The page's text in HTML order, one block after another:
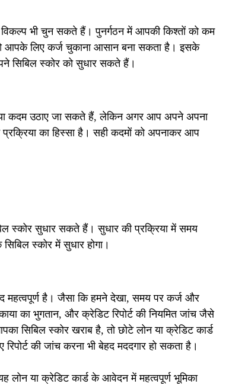
भी चुन सकते हैं। पुनर्गठन में आपकी किश्तों को कम
आपके लिए कर्ज चुकाना आसान बना सकता है। इसके
सिबिल स्कोर को सुधार सकते हैं।
कदम उठाए जा सकते हैं, लेकिन अगर आप अपने अपना
का हिस्सा है। सही कदमों को अपनाकर आप
स्कोर सुधार सकते हैं। सुधार की प्रक्रिया में समय
स्कोर में सुधार होगा।
महत्वपूर्ण है। जैसा कि हमने देखा, समय पर कर्ज और
का भुगतान, और क्रेडिट रिपोर्ट की नियमित जांच जैसे
सिबिल स्कोर खराब है, तो छोटे लोन या क्रेडिट कार्ड
की जांच करना भी बेहद मददगार हो सकता है।
लोन या क्रेडिट कार्ड के आवेदन में महत्वपूर्ण भूमिका